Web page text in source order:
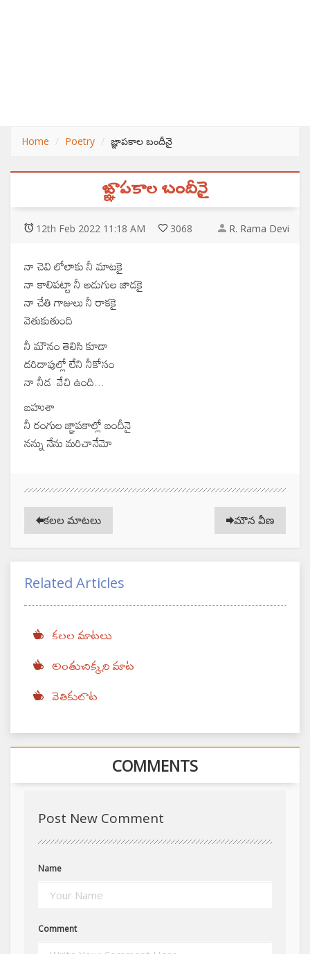
Home Poetry జ్ఞాపకాల బందీనై
జ్ఞాపకాల బందీనై
12th Feb 2022 11:18 AM 3068 R. Rama Devi
నా చెవి లోలాకు నీ మాటకై
నా కాలిపట్టా నీ అడుగుల జాడకై
నా చేతి గాజులు నీ రాకకై
వెతుకుతుంది
నీ మౌనం తెలిసి కూడా
దరిదాపుల్లో లేని నీకోసం
నా నీడ వేచి ఉంది...
బహుశా
నీ రంగుల జ్ఞాపకాల్లో బందీనై
నన్ను నేను మరిచానేమో
కలల మాటలు మౌన వీణ
Related Articles
కలల మాటలు
అంతుచిక్కని మాట
వెతికులాట
COMMENTS
Post New Comment
Name
Comment